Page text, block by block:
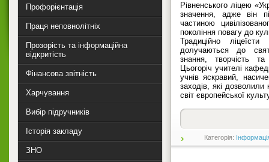
Рівненського ліцею
значення, адже він
частиною
покоління повагу до
Традиційно
долучаються до
знання, творчість
Цьогоріч учителі
учнів яскравий,
заходів, які
світ європейської
Категорія:
Профорієнтація
Праця неповнолітніх
Прозорість та інформаційна
відкритість
Фінансова звітність
Харчування
Вибір підручників
Історія закладу
ЗНО